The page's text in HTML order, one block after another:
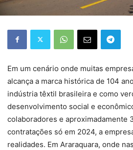
Em um cenário onde muitas
alcança a marca histórica de 104
indústria têxtil brasileira e como
desenvolvimento social e
colaboradores e aproximadamente
contratações só em 2024, a
realidades. Em Araraquara, onde